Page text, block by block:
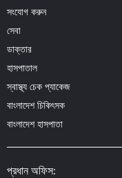
সংযোগ করুন
সেবা
ডাক্তার
হাসপাতাল
স্বাস্থ্য চেক প্যাকেজ
বাংলাদেশ চিকিৎসক
বাংলাদেশ হাসপাতা
প্রধান অফিস: